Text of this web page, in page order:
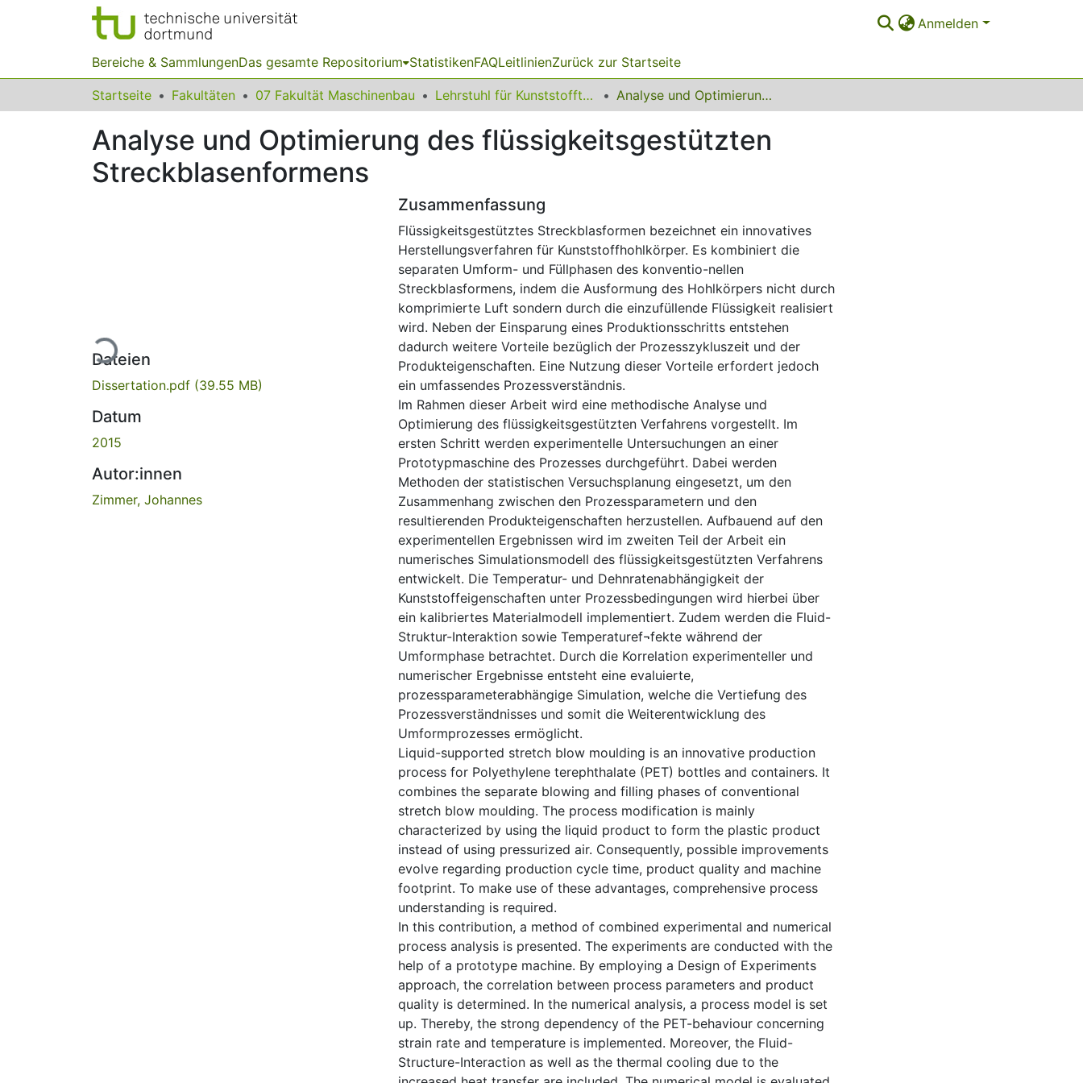
Anmelden
Bereiche & SammlungenDas gesamte Repositorium StatistikenFAQLeitlinienZurück zur Startseite
Startseite Fakultäten 07 Fakultät Maschinenbau Lehrstuhl für Kunststofftechnologie Analyse und Optimierung des flüssigkeitsgestützten Streckblasenformens
Analyse und Optimierung des flüssigkeitsgestützten
Streckblasenformens
Lade...
Dateien
Dissertation.pdf (39.55 MB)
Datum
2015
Autor:innen
Zimmer, Johannes
Zusammenfassung
Flüssigkeitsgestütztes Streckblasformen bezeichnet ein innovatives
Herstellungsverfahren für Kunststoffhohlkörper. Es kombiniert die
separaten Umform- und Füllphasen des konventio-nellen
Streckblasformens, indem die Ausformung des Hohlkörpers nicht durch
komprimierte Luft sondern durch die einzufüllende Flüssigkeit realisiert
wird. Neben der Einsparung eines Produktionsschritts entstehen
dadurch weitere Vorteile bezüglich der Prozesszykluszeit und der
Produkteigenschaften. Eine Nutzung dieser Vorteile erfordert jedoch
ein umfassendes Prozessverständnis.
Im Rahmen dieser Arbeit wird eine methodische Analyse und
Optimierung des flüssigkeitsgestützten Verfahrens vorgestellt. Im
ersten Schritt werden experimentelle Untersuchungen an einer
Prototypmaschine des Prozesses durchgeführt. Dabei werden
Methoden der statistischen Versuchsplanung eingesetzt, um den
Zusammenhang zwischen den Prozessparametern und den
resultierenden Produkteigenschaften herzustellen. Aufbauend auf den
experimentellen Ergebnissen wird im zweiten Teil der Arbeit ein
numerisches Simulationsmodell des flüssigkeitsgestützten Verfahrens
entwickelt. Die Temperatur- und Dehnratenabhängigkeit der
Kunststoffeigenschaften unter Prozessbedingungen wird hierbei über
ein kalibriertes Materialmodell implementiert. Zudem werden die Fluid-
Struktur-Interaktion sowie Temperaturef¬fekte während der
Umformphase betrachtet. Durch die Korrelation experimenteller und
numerischer Ergebnisse entsteht eine evaluierte,
prozessparameterabhängige Simulation, welche die Vertiefung des
Prozessverständnisses und somit die Weiterentwicklung des
Umformprozesses ermöglicht.
Liquid-supported stretch blow moulding is an innovative production
process for Polyethylene terephthalate (PET) bottles and containers. It
combines the separate blowing and filling phases of conventional
stretch blow moulding. The process modification is mainly
characterized by using the liquid product to form the plastic product
instead of using pressurized air. Consequently, possible improvements
evolve regarding production cycle time, product quality and machine
footprint. To make use of these advantages, comprehensive process
understanding is required.
In this contribution, a method of combined experimental and numerical
process analysis is presented. The experiments are conducted with the
help of a prototype machine. By employing a Design of Experiments
approach, the correlation between process parameters and product
quality is determined. In the numerical analysis, a process model is set
up. Thereby, the strong dependency of the PET-behaviour concerning
strain rate and temperature is implemented. Moreover, the Fluid-
Structure-Interaction as well as the thermal cooling due to the